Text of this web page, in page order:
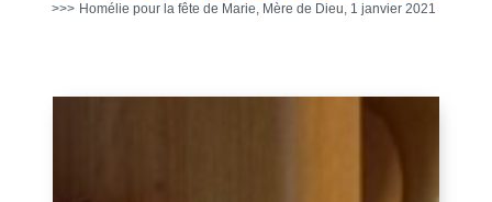
>>> Homélie pour la fête de Marie, Mère de Dieu, 1 janvier 2021